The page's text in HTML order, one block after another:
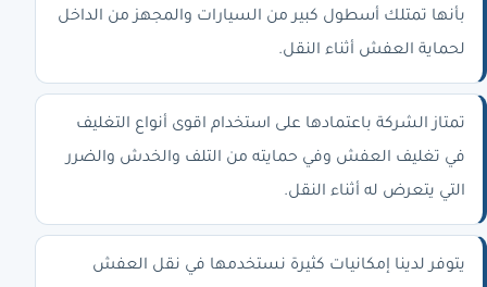
بأنها تمتلك أسطول كبير من السيارات والمجهز من الداخل
لحماية العفش أثناء النقل.
تمتاز الشركة باعتمادها على استخدام اقوى أنواع التغليف
في تغليف العفش وفي حمايته من التلف والخدش والضرر
التي يتعرض له أثناء النقل.
يتوفر لدينا إمكانيات كثيرة نستخدمها في نقل العفش